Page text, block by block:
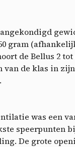
gram
de Bellus 2 tot
van de klas in zijn
was een
speerpunten
De grote